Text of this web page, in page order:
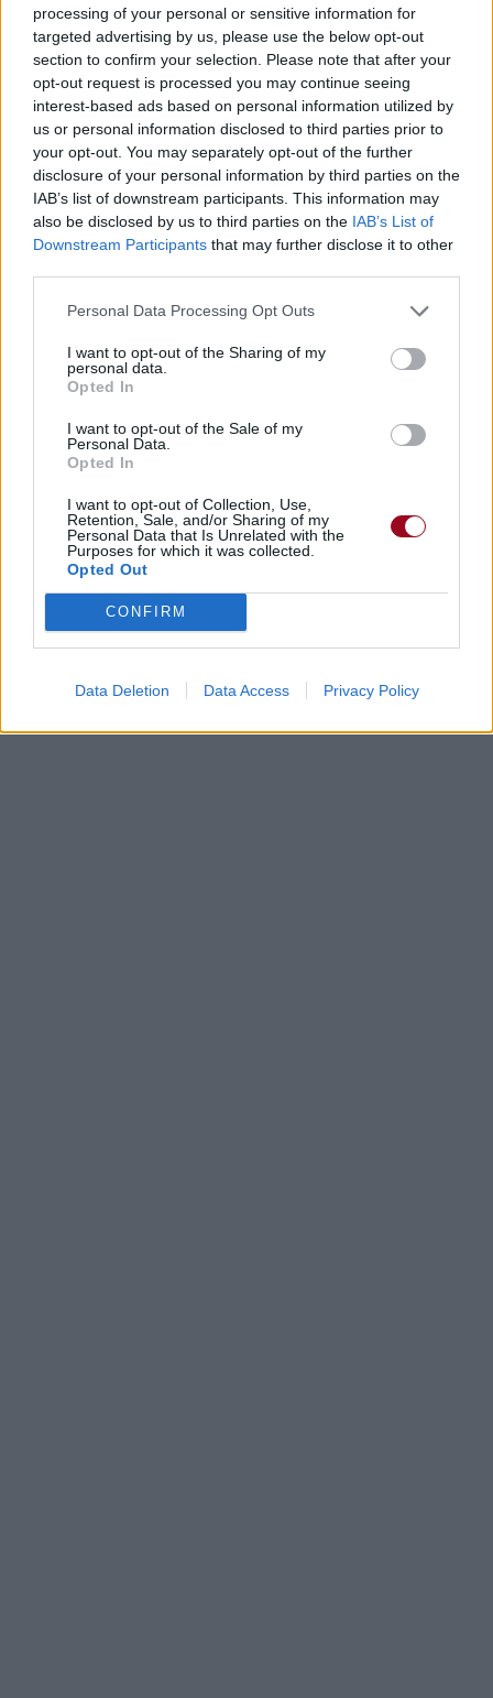
processing of your personal or sensitive information for
targeted advertising by us, please use the below opt-out
section to confirm your selection. Please note that after your
opt-out request is processed you may continue seeing
interest-based ads based on personal information utilized by
us or personal information disclosed to third parties prior to
your opt-out. You may separately opt-out of the further
disclosure of your personal information by third parties on the
IAB’s list of downstream participants. This information may
also be disclosed by us to third parties on the IAB’s List of
Downstream Participants that may further disclose it to other
Personal Data Processing Opt Outs
I want to opt-out of the Sharing of my
personal data.
Opted In
I want to opt-out of the Sale of my
Personal Data.
Opted In
I want to opt-out of Collection, Use,
Retention, Sale, and/or Sharing of my
Personal Data that Is Unrelated with the
Purposes for which it was collected.
Opted Out
CONFIRM
Data Deletion Data Access Privacy Policy